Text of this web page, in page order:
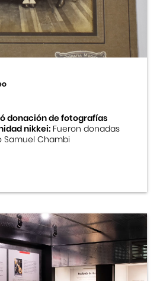
Japonés
Japonesa
Japonés
donación de fotografías
nikkei:Fueron donadas
Samuel Chambi